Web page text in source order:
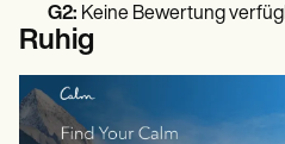
G2: Keine Bewertung
Ruhig